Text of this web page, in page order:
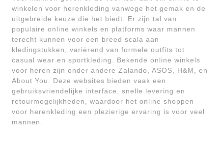
winkelen voor herenkleding vanwege het gemak en de
uitgebreide keuze die het biedt. Er zijn tal van
populaire online winkels en platforms waar mannen
terecht kunnen voor een breed scala aan
kledingstukken, variërend van formele outfits tot
casual wear en sportkleding. Bekende online winkels
voor heren zijn onder andere Zalando, ASOS, H&M, en
About You. Deze websites bieden vaak een
gebruiksvriendelijke interface, snelle levering en
retourmogelijkheden, waardoor het online shoppen
voor herenkleding een plezierige ervaring is voor veel
mannen.